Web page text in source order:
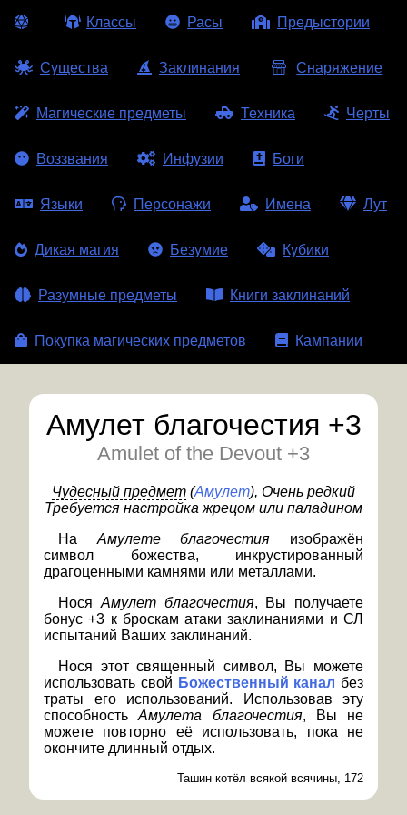
Классы Расы Предыстории
Существа Заклинания Снаряжение
Магические предметы Техника Черты
Воззвания Инфузии Боги
Языки Персонажи Имена Лут
Дикая магия Безумие Кубики
Разумные предметы Книги заклинаний
Покупка магических предметов Кампании
Амулет благочестия +3
Amulet of the Devout +3
Чудесный предмет (Амулет), Очень редкий
Требуется настройка жрецом или паладином
На Амулете благочестия изображён
символ божества, инкрустированный
драгоценными камнями или металлами.
Нося Амулет благочестия, Вы получаете
бонус +3 к броскам атаки заклинаниями и СЛ
испытаний Ваших заклинаний.
Нося этот священный символ, Вы можете
использовать свой Божественный канал без
траты его использований. Использовав эту
способностьАмулета благочестия, Вы не
можете повторно её использовать, пока не
окончите длинный отдых.
Ташин котёл всякой всячины, 172